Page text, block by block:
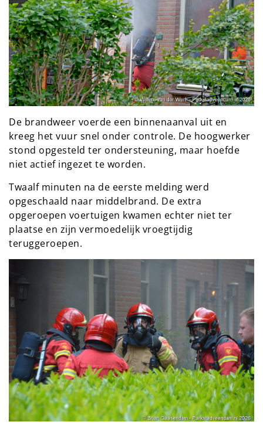
De brandweer voerde een binnenaanval uit en
kreeg het vuur snel onder controle. De hoogwerker
stond opgesteld ter ondersteuning, maar hoefde
niet actief ingezet te worden.
Twaalf minuten na de eerste melding werd
opgeschaald naar middelbrand. De extra
opgeroepen voertuigen kwamen echter niet ter
plaatse en zijn vermoedelijk vroegtijdig
teruggeroepen.